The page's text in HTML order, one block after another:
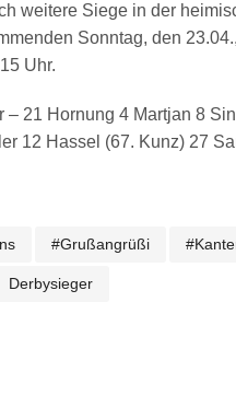
weitere Siege in der
Sonntag, den
Uhr.
– 21 Hornung 4 Martjan 8
12 Hassel (67. Kunz) 27
#grußangrüßi
Derbysieger